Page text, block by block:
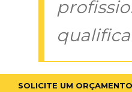
SOLICITE UM